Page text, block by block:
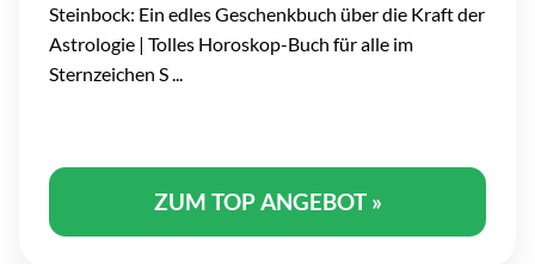
Steinbock: Ein edles Geschenkbuch über die Kraft der
Astrologie | Tolles Horoskop-Buch für alle im
Sternzeichen S ...
ZUM TOP ANGEBOT »